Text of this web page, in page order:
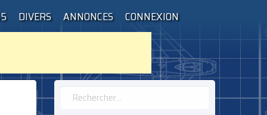
DIVERS ANNONCES CONNEXION
Rechercher :